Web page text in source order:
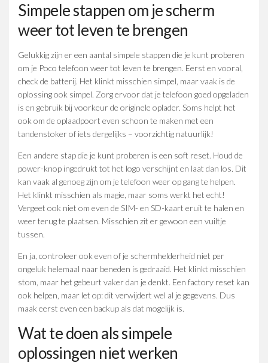
Simpele stappen om je scherm
weer tot leven te brengen
Gelukkig zijn er een aantal simpele stappen die je kunt proberen
om je Poco telefoon weer tot leven te brengen. Eerst en vooral,
check de batterij. Het klinkt misschien simpel, maar vaak is de
oplossing ook simpel. Zorg ervoor dat je telefoon goed opgeladen
is en gebruik bij voorkeur de originele oplader. Soms helpt het
ook om de oplaadpoort even schoon te maken met een
tandenstoker of iets dergelijks – voorzichtig natuurlijk!
Een andere stap die je kunt proberen is een soft reset. Houd de
power-knop ingedrukt tot het logo verschijnt en laat dan los. Dit
kan vaak al genoeg zijn om je telefoon weer op gang te helpen.
Het klinkt misschien als magie, maar soms werkt het echt!
Vergeet ook niet om even de SIM- en SD-kaart eruit te halen en
weer terug te plaatsen. Misschien zit er gewoon een vuiltje
tussen.
En ja, controleer ook even of je schermhelderheid niet per
ongeluk helemaal naar beneden is gedraaid. Het klinkt misschien
stom, maar het gebeurt vaker dan je denkt. Een factory reset kan
ook helpen, maar let op: dit verwijdert wel al je gegevens. Dus
maak eerst even een backup als dat mogelijk is.
Wat te doen als simpele
oplossingen niet werken